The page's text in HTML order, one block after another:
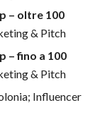
– oltre 100
& Pitch
– fino a 100
& Pitch
Influencer